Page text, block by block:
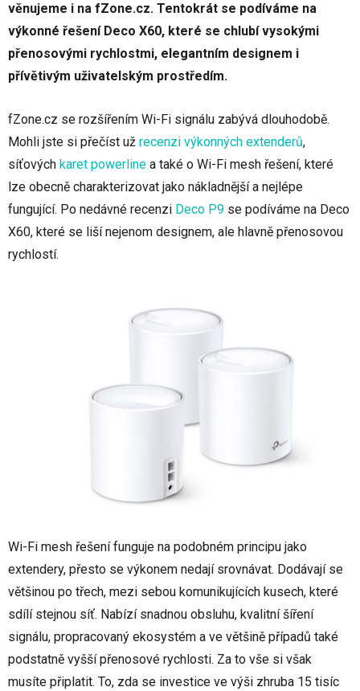
věnujeme i na fZone.cz. Tentokrát se podíváme na
výkonné řešení Deco X60, které se chlubí vysokými
přenosovými rychlostmi, elegantním designem i
přívětivým uživatelským prostředím.
fZone.cz se rozšířením Wi-Fi signálu zabývá dlouhodobě.
Mohli jste si přečíst už recenzi výkonných extenderů,
síťových karet powerline a také o Wi-Fi mesh řešení, které
lze obecně charakterizovat jako nákladnější a nejlépe
fungující. Po nedávné recenzi Deco P9 se podíváme na Deco
X60, které se liší nejenom designem, ale hlavně přenosovou
rychlostí.
Wi-Fi mesh řešení funguje na podobném principu jako
extendery, přesto se výkonem nedají srovnávat. Dodávají se
většinou po třech, mezi sebou komunikujících kusech, které
sdílí stejnou síť. Nabízí snadnou obsluhu, kvalitní šíření
signálu, propracovaný ekosystém a ve většině případů také
podstatně vyšší přenosové rychlosti. Za to vše si však
musíte připlatit. To, zda se investice ve výši zhruba 15 tisíc